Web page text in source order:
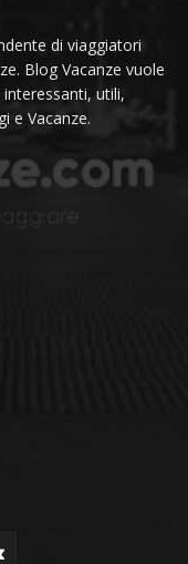
di viaggiatori
Blog Vacanze vuole
utili,
e Vacanze.